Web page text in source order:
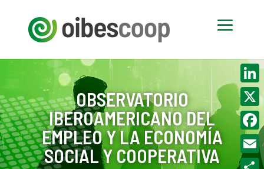
OBSERVATORIO
IBEROAMERICANO DEL
EMPLEO Y LA ECONOMÍA
SOCIAL Y COOPERATIVA
X
Email